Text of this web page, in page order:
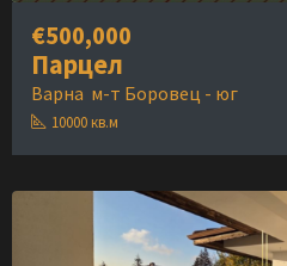
€500,000
Парцел
Варна м-т Боровец - юг
10000 кв.м